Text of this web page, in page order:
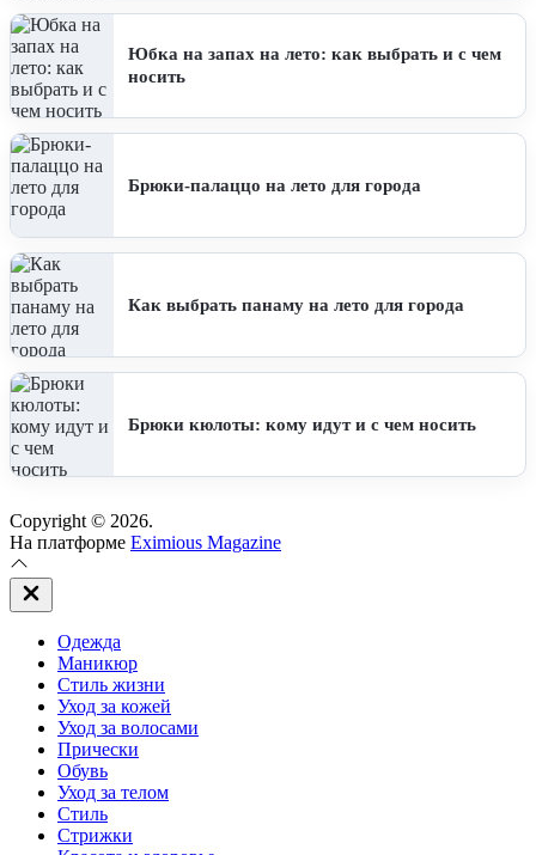
Юбка на запах на лето: как выбрать и с чем
носить
Брюки-палаццо на лето для города
Как выбрать панаму на лето для города
Брюки кюлоты: кому идут и с чем носить
Copyright © 2026.
На платформе Eximious Magazine
Закрыть
вне
Одежда
Маникюр
Стиль жизни
Уход за кожей
Уход за волосами
Прически
Обувь
Уход за телом
Стиль
Стрижки